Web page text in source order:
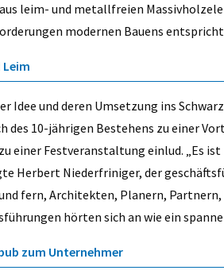
leim- und metallfreien
modernen Bauens
Leim
Idee und deren Umsetzung ins
des 10-jährigen Bestehens zu einer
einer Festveranstaltung einlud. „Es
Herbert Niederfriniger, der
fern, Architekten, Planern,
hörten sich an wie ein
zum Unternehmer